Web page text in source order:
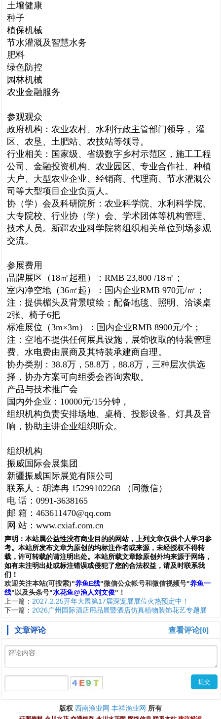
土壤健康
种子
植保机械
节水灌溉及智慧水务
肥料
绿色防控
园林机械
农业金融服务
参观观众
政府机构：农业农村、水利行政主管部门领导， 灌
区、农垦、土肥站、农技站等领导。
行业相关：国家级、省级数字乡村示范区，施工工程
公司、金融投资机构、农业园区、专业合作社、种植
大户、大型农业企业、经销商、代理商、节水灌溉公
司等大型项目企业负责人。
协（学）会及科研院所：农业科学院、水利科学院、
大专院校、行业协（学）会、学术团体等机构管理、
技术人员。新疆农业科学院将组织相关单位到场参观
交流。
参展费用
品牌展区（18㎡起租）：RMB 23,800 /18㎡；
室内净空地（36㎡起）：国内企业RMB 970元/㎡；
注：提供楣头及背景喷绘；配备地毯、照明、洽谈桌
2张、椅子6把
标准展位（3m×3m）：国内企业RMB 8900元/个；
注：空地不提供任何展具设施，展馆收取的特装管理
费、水电费由展商及其特装承建商自理。
协办类别：38.8万，58.8万，88.8万，三种层次供选
择，协办方案可向组委会咨询索取。
产品与技术推广会
国内外企业：10000元/15分钟，
组织机构负责安排场地、桌椅、投影设备、灯具及音
响，协助主讲企业组织听众。
组织机构
振威国际会展集团
新疆振威国际展览有限公司
联系人：胡涛冉 15299102268 （同微信）
电 话：0991-3638165
邮 箱：463611470@qq.com
网 站：www.cxiaf.com.cn
声明： 本站属公益性没有商业目的的网站，上列文章仅供个人学习参
考。本站所发布文章为原创的均标注作者或来源，未经授权不得转
载，许可转载的请注明出处。本站所载文章除原创外均来源于网络，
如有未注明出处或标注错误或侵犯了您的合法权益，请及时联系我
们 ！
欢迎关注本站(可搜索)"养鱼E线"微信公众帐号和微信视频号"养鱼一
线" 以及头条号"水花鱼@渔人刘文俊"！
上一篇： 2027.2.25开年大展第17届深宠展展位火热预定中！
下一篇： 2026广州国际酒店用品展暨酒店仿真植物装饰花艺专题展
查看评论[0]
文章评论
版权 西南渔业网 丰祥渔业网 所有